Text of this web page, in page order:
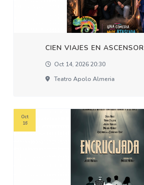
CIEN VIAJES EN ASCENSOR
Oct 14, 2026 20:30
Teatro Apolo Almeria
Oct
16